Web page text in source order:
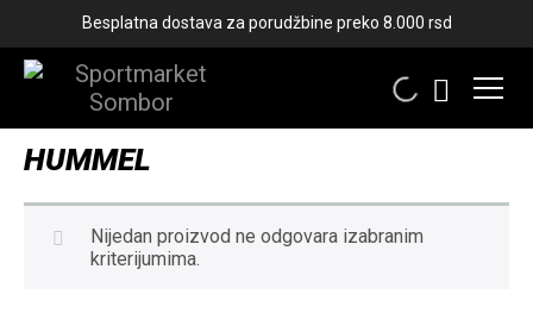
HUMMEL
Nijedan proizvod ne odgovara izabranim
kriterijumima.
Besplatna dostava za porudžbine preko 8.000 rsd